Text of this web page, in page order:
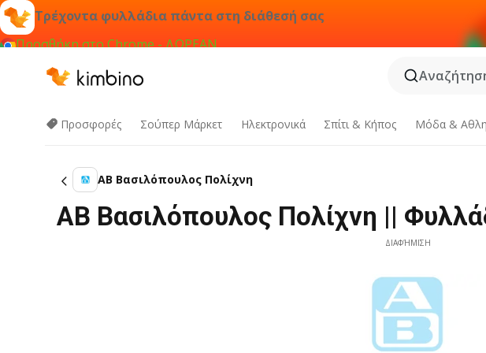
Τρέχοντα φυλλάδια πάντα στη διάθεσή σας
Προσθήκη στο Chrome - ΔΩΡΕΑΝ
Προσφορές Σούπερ Μάρκετ Hλεκτρονικά Σπίτι & Κήπος Μόδα &
ΑΒ Βασιλόπουλος Πολίχνη
ΑΒ Βασιλόπουλος Πολίχνη ||
ΔΙΑΦΉΜΙΣΗ